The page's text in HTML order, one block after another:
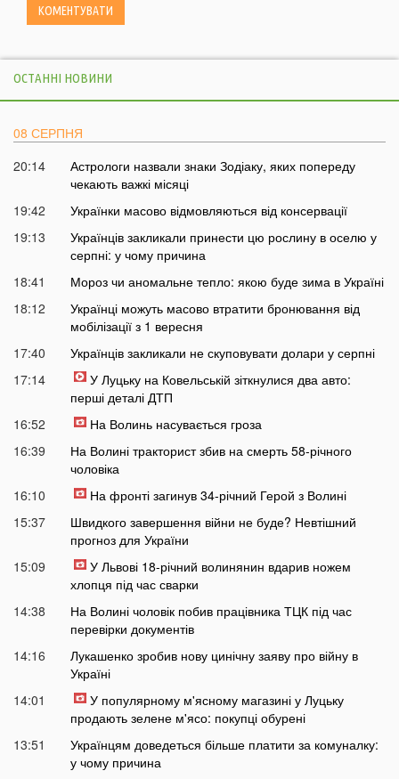
ОСТАННІ НОВИНИ
08 СЕРПНЯ
20:14
Астрологи назвали знаки Зодіаку, яких попереду
чекають важкі місяці
19:42
Українки масово відмовляються від консервації
19:13
Українців закликали принести цю рослину в оселю у
серпні: у чому причина
18:41
Мороз чи аномальне тепло: якою буде зима в Україні
18:12
Українці можуть масово втратити бронювання від
мобілізації з 1 вересня
17:40
Українців закликали не скуповувати долари у серпні
17:14
У Луцьку на Ковельській зіткнулися два авто:
перші деталі ДТП
16:52
На Волинь насувається гроза
16:39
На Волині тракторист збив на смерть 58-річного
чоловіка
16:10
На фронті загинув 34-річний Герой з Волині
15:37
Швидкого завершення війни не буде? Невтішний
прогноз для України
15:09
У Львові 18-річний волинянин вдарив ножем
хлопця під час сварки
14:38
На Волині чоловік побив працівника ТЦК під час
перевірки документів
14:16
Лукашенко зробив нову цинічну заяву про війну в
Україні
14:01
У популярному м'ясному магазині у Луцьку
продають зелене м'ясо: покупці обурені
13:51
Українцям доведеться більше платити за комуналку:
у чому причина